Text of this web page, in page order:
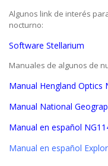
Algunos link de interés
nocturno:
Software Stellarium
Manuales de algunos de
Manual Hengland Optics
Manual National
Manual en español
Manual en español